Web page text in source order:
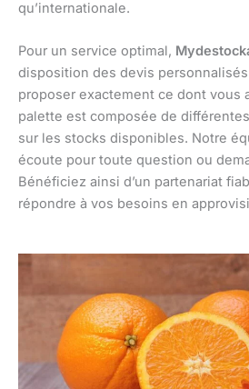
qu’internationale.
Pour un service optimal,
disposition des devis
proposer exactement ce dont vous
palette est composée de
sur les stocks disponibles. Notre
écoute pour toute question ou
Bénéficiez ainsi d’un partenariat
répondre à vos besoins en